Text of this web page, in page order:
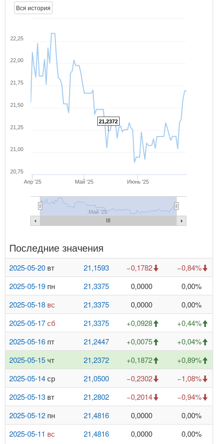
Вся история
21,2372
Апр '25 Май '25 Июнь '25
Май '25
20,75
21,00
21,25
21,50
21,75
22,00
22,25
Последние значения
2025-05-20 вт 21,1593 −0,1782
−0,84%
2025-05-19 пн 21,3375 0,0000
0,00%
2025-05-18 вс 21,3375 0,0000
0,00%
2025-05-17сб 21,3375 +0,0928
+0,44%
2025-05-16 пт 21,2447 +0,0075
+0,04%
2025-05-15 чт 21,2372 +0,1872
+0,89%
2025-05-14ср 21,0500 −0,2302
−1,08%
2025-05-13 вт 21,2802 −0,2014
−0,94%
2025-05-12 пн 21,4816 0,0000
0,00%
2025-05-11 вс 21,4816 0,0000 0,00%